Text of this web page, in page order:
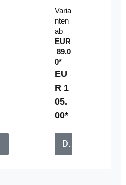
el
mi
t
Fe
rn
be
di
en
u
n
g
Varia
nten
ab
EUR
89.0
0*
EU
R 1
05.
00*
Details